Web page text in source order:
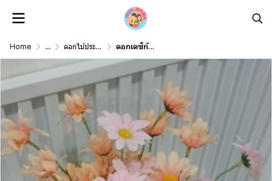
Home ... ดอกไม้ประดิษฐ์ดอกไม้ปลอม Artificial Flower ดอกเดซี่ก้านปลอมดอกไม้ประดิษฐ์ 10 กิ่งต่อช่อ โทนสองสี แจกันแก้วทรงสูง Artificial daisy flowers